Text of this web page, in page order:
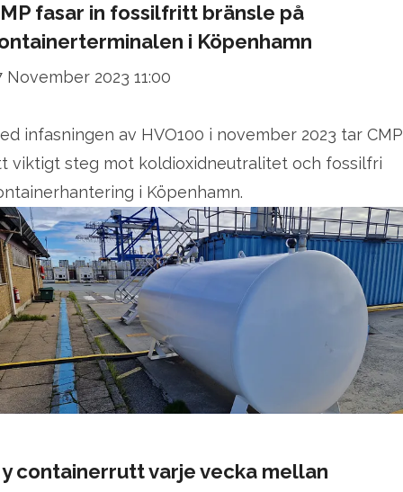
fasar in fossilfritt bränsle på
i Köpenhamn
November 2023 11:00
infasningen av HVO100 i november 2023 tar CMP
viktigt steg mot koldioxidneutralitet och fossilfri
i Köpenhamn.
containerrutt varje vecka mellan